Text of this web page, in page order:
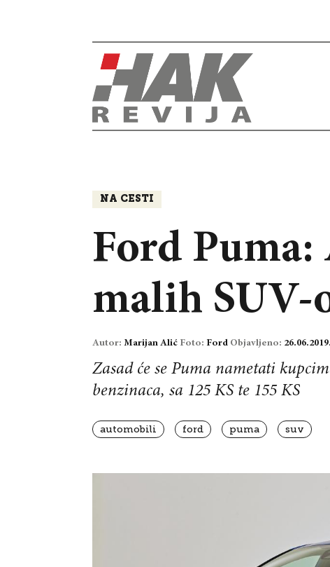
NA CESTI
Ford
malih SUV-
Autor: Marijan Alić Foto: Ford Objavljeno: 26.06.2019.
Zasad će se Puma nametati
benzinaca, sa 125 KS te 155 KS
automobili ford puma suv